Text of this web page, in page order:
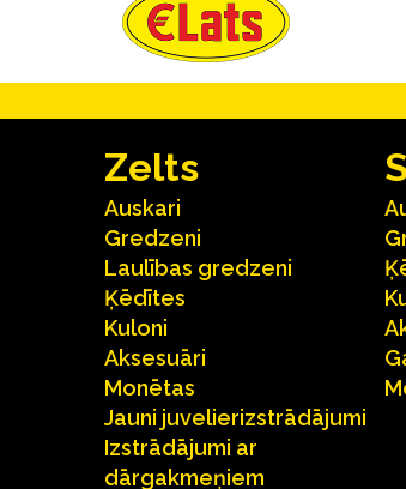
Zelts
Auskari
Gredzeni
Laulības gredzeni
Ķēdītes
Kuloni
Aksesuāri
Monētas
Jauni juvelierizstrādājumi
Izstrādājumi ar
dārgakmeņiem